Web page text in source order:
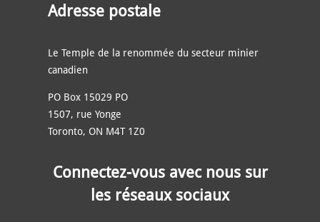
Adresse postale
Le Temple de la renommée du secteur minier
canadien
PO Box 15029 PO
1507, rue Yonge
Toronto, ON M4T 1Z0
Connectez-vous avec nous sur
les réseaux sociaux